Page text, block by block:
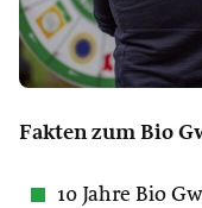
Fakten zum Bio
10 Jahre Bio